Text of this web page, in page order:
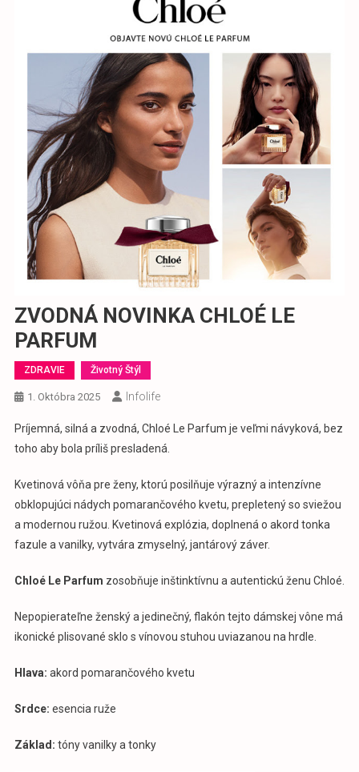
ZVODNÁ NOVINKA CHLOÉ LE
PARFUM
ZDRAVIE Životný Štýl
1. Októbra 2025 Infolife
Príjemná, silná a zvodná, Chloé Le Parfum je veľmi návyková, bez
toho aby bola príliš presladená.
Kvetinová vôňa pre ženy, ktorú posilňuje výrazný a intenzívne
obklopujúci nádych pomarančového kvetu, prepletený so sviežou
a modernou ružou. Kvetinová explózia, doplnená o akord tonka
fazule a vanilky, vytvára zmyselný, jantárový záver.
Chloé Le Parfum zosobňuje inštinktívnu a autentickú ženu Chloé.
Nepopierateľne ženský a jedinečný, flakón tejto dámskej vône má
ikonické plisované sklo s vínovou stuhou uviazanou na hrdle.
Hlava: akord pomarančového kvetu
Srdce: esencia ruže
Základ: tóny vanilky a tonky